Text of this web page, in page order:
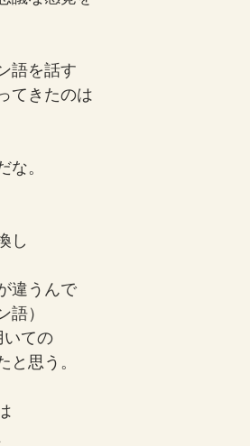
語を話す
てきたのは
。
し
違うんで
語）
ての
思う。